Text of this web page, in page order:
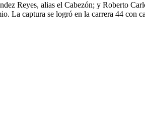
Reyes, alias el Cabezón; y Roberto
La captura se logró en la carrera 44 con